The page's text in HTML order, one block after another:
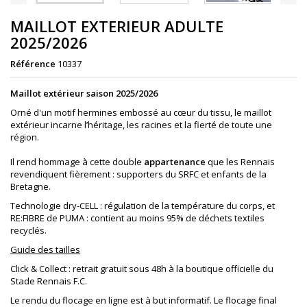
MAILLOT EXTERIEUR ADULTE
2025/2026
Référence 10337
Maillot extérieur saison 2025/2026
Orné d'un motif hermines embossé au cœur du tissu, le maillot
extérieur incarne l’héritage, les racines et la fierté de toute une
région.
Il rend hommage à cette double appartenance que les Rennais
revendiquent fièrement : supporters du SRFC et enfants de la
Bretagne.
Technologie dry-CELL : régulation de la température du corps, et
RE:FIBRE de PUMA : contient au moins 95% de déchets textiles
recyclés.
Guide des tailles
Click & Collect : retrait gratuit sous 48h à la boutique officielle du
Stade Rennais F.C.
Le rendu du flocage en ligne est à but informatif. Le flocage final